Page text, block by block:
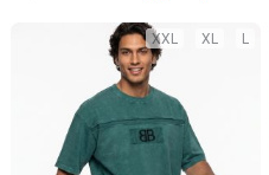
L
XL
XXL